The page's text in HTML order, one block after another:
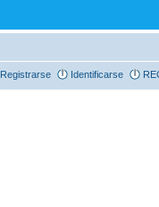
Registrarse Identificarse